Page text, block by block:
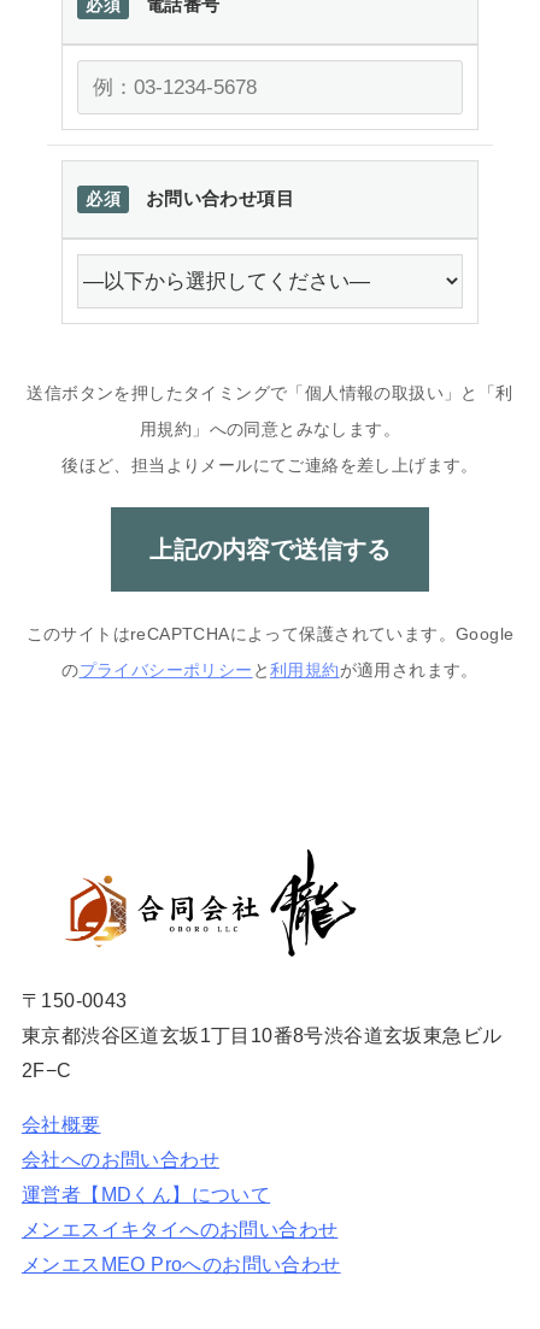
必須
必須 お問い合わせ項目
送信ボタンを押したタイミングで「個人情報の取扱い」と「利
用規約」への同意とみなします。
後ほど、担当よりメールにてご連絡を差し上げます。
このサイトはreCAPTCHAによって保護されています。Google
のプライバシーポリシー と 利用規約 が適用されます。
〒150-0043
東京都渋谷区道玄坂1丁目10番8号渋谷道玄坂東急ビル
2F−C
会社概要
会社へのお問い合わせ
運営者【MDくん】について
メンエスイキタイへのお問い合わせ
メンエスMEO Proへのお問い合わせ